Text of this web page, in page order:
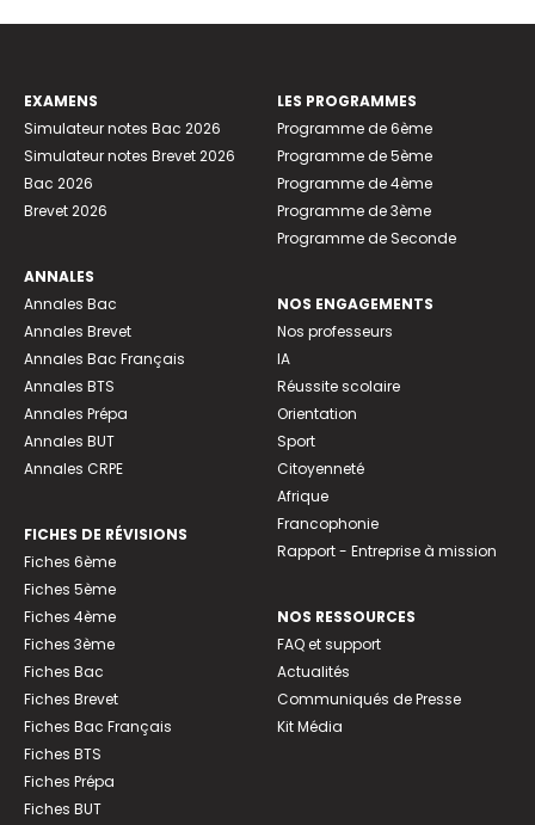
EXAMENS
Simulateur notes Bac 2026
Simulateur notes Brevet 2026
Bac 2026
Brevet 2026
ANNALES
Annales Bac
Annales Brevet
Annales Bac Français
Annales BTS
Annales Prépa
Annales BUT
Annales CRPE
FICHES DE RÉVISIONS
Fiches 6ème
Fiches 5ème
Fiches 4ème
Fiches 3ème
Fiches Bac
Fiches Brevet
Fiches Bac Français
Fiches BTS
Fiches Prépa
Fiches BUT
LES PROGRAMMES
Programme de 6ème
Programme de 5ème
Programme de 4ème
Programme de 3ème
Programme de Seconde
NOS ENGAGEMENTS
Nos professeurs
IA
Réussite scolaire
Orientation
Sport
Citoyenneté
Afrique
Francophonie
Rapport - Entreprise à mission
NOS RESSOURCES
FAQ et support
Actualités
Communiqués de Presse
Kit Média